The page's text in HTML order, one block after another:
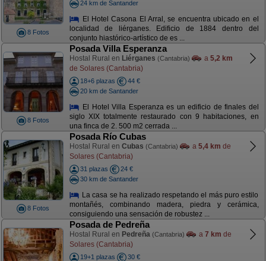
8 Fotos
24 km de Santander
El Hotel Casona El Arral, se encuentra ubicado en el
localidad de liérganes. Edificio de 1884 dentro del
conjunto hiastórico-artístico de es ...
8 Fotos
Posada Villa Esperanza
Hostal Rural en Liérganes (Cantabria) a 5,2 km
de Solares (Cantabria)
18+6 plazas
44 €
20 km de Santander
El Hotel Villa Esperanza es un edificio de finales del
siglo XIX totalmente restaurado con 9 habitaciones, en
una finca de 2. 500 m2 cerrada ...
8 Fotos
Posada Río Cubas
Hostal Rural en Cubas (Cantabria) a 5,4 km de
Solares (Cantabria)
31 plazas
24 €
30 km de Santander
La casa se ha realizado respetando el más puro estilo
montañés, combinando madera, piedra y cerámica,
consiguiendo una sensación de robustez ...
Posada de Pedreña
Hostal Rural en Pedreña (Cantabria) a 7 km de
Solares (Cantabria)
19+1 plazas
30 €